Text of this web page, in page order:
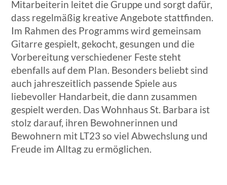
Mitarbeiterin leitet die Gruppe und sorgt dafür,
dass regelmäßig kreative Angebote stattfinden.
Im Rahmen des Programms wird gemeinsam
Gitarre gespielt, gekocht, gesungen und die
Vorbereitung verschiedener Feste steht
ebenfalls auf dem Plan. Besonders beliebt sind
auch jahreszeitlich passende Spiele aus
liebevoller Handarbeit, die dann zusammen
gespielt werden. Das Wohnhaus St. Barbara ist
stolz darauf, ihren Bewohnerinnen und
Bewohnern mit LT23 so viel Abwechslung und
Freude im Alltag zu ermöglichen.